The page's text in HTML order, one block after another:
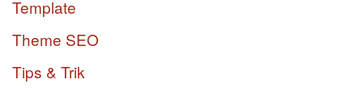
Template
Theme SEO
Tips & Trik